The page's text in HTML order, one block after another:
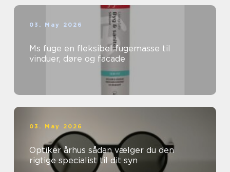
03. May 2026
Ms fuge en fleksibel fugemasse til
vinduer, døre og facade
03. May 2026
Optiker århus sådan vælger du den
rigtige specialist til dit syn